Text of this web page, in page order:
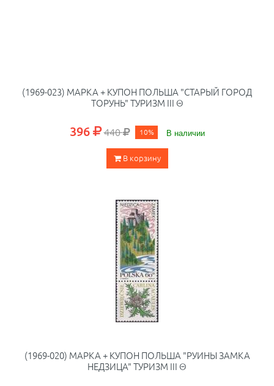
(1969-023) МАРКА + КУПОН ПОЛЬША "СТАРЫЙ ГОРОД
ТОРУНЬ" ТУРИЗМ III Θ
396 440 10% В наличии
В корзину
(1969-020) МАРКА + КУПОН ПОЛЬША "РУИНЫ ЗАМКА
НЕДЗИЦА" ТУРИЗМ III Θ